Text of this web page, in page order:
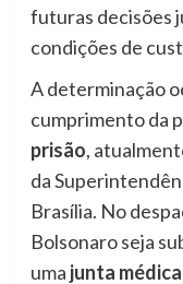
futuras decisões
condições de
A determinação
cumprimento da
prisão,
da
Brasília. No
Bolsonaro seja
uma junta